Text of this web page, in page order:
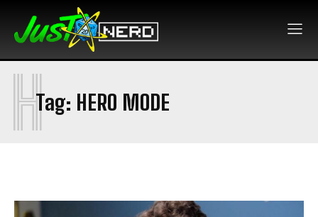
Tag: HERO MODE
H